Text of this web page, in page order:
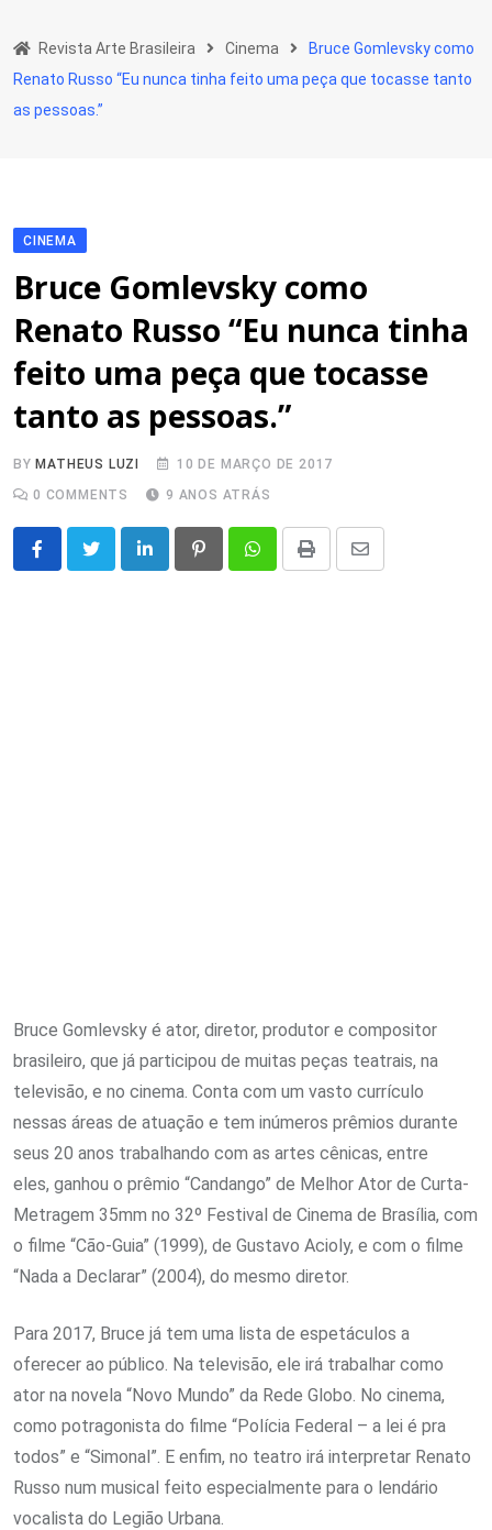
to
content
Revista Arte Brasileira Cinema
Bruce Gomlevsky como
Renato Russo “Eu nunca tinha feito uma peça que tocasse tanto
as pessoas.”
CINEMA
Bruce Gomlevsky como
Renato Russo “Eu nunca tinha
feito uma peça que tocasse
tanto as pessoas.”
BY MATHEUS LUZI
10 DE MARÇO DE 2017
0 COMMENTS 9 ANOS ATRÁS
LinkedIn PinterestWhatsappPrint
Share
Bruce Gomlevsky é ator, diretor, produtor e compositor
brasileiro, que já participou de muitas peças teatrais, na
televisão, e no cinema. Conta com um vasto currículo
nessas áreas de atuação e tem inúmeros prêmios durante
seus 20 anos trabalhando com as artes cênicas, entre
eles, ganhou o prêmio “Candango” de Melhor Ator de Curta-
Metragem 35mm no 32º Festival de Cinema de Brasília, com
o filme “Cão-Guia” (1999), de Gustavo Acioly, e com o filme
“Nada a Declarar” (2004), do mesmo diretor.
Para 2017, Bruce já tem uma lista de espetáculos a
oferecer ao público. Na televisão, ele irá trabalhar como
ator na novela “Novo Mundo” da Rede Globo. No cinema,
como potragonista do filme “Polícia Federal – a lei é pra
todos” e “Simonal”. E enfim, no teatro irá interpretar Renato
Russo num musical feito especialmente para o lendário
vocalista do Legião Urbana.